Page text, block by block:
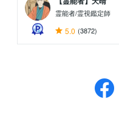
霊能者/霊視鑑定師
5.0 (3872)